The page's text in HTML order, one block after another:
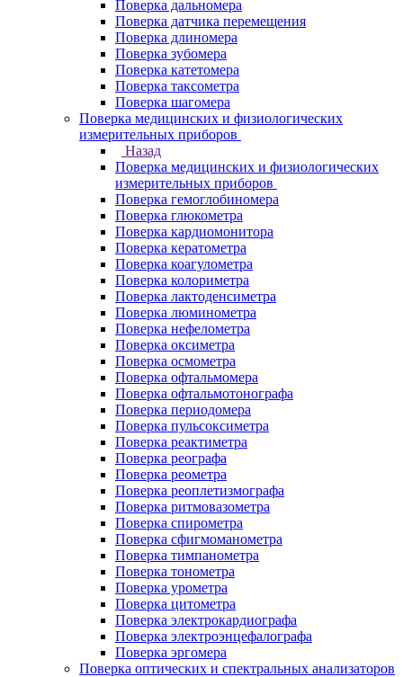
Поверка дальномера
Поверка датчика перемещения
Поверка длиномера
Поверка зубомера
Поверка катетомера
Поверка таксометра
Поверка шагомера
Поверка медицинских и физиологических
измерительных приборов
Назад
Поверка медицинских и физиологических
измерительных приборов
Поверка гемоглобиномера
Поверка глюкометра
Поверка кардиомонитора
Поверка кератометра
Поверка коагулометра
Поверка колориметра
Поверка лактоденсиметра
Поверка люминометра
Поверка нефелометра
Поверка оксиметра
Поверка осмометра
Поверка офтальмомера
Поверка офтальмотонографа
Поверка периодомера
Поверка пульсоксиметра
Поверка реактиметра
Поверка реографа
Поверка реометра
Поверка реоплетизмографа
Поверка ритмовазометра
Поверка спирометра
Поверка сфигмоманометра
Поверка тимпанометра
Поверка тонометра
Поверка урометра
Поверка цитометра
Поверка электрокардиографа
Поверка электроэнцефалографа
Поверка эргомера
Поверка оптических и спектральных анализаторов